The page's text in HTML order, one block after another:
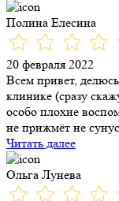
Полина Елесина
20 февраля 2022
Всем привет,
клинике (сразу
особо плохие
не прижмёт не
Читать далее
Ольга Лунева